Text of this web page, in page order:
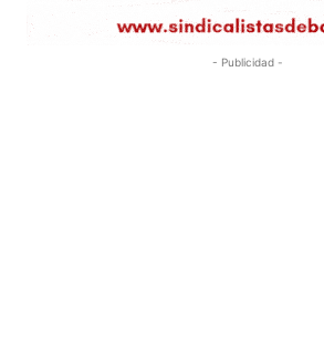
- Publicidad -